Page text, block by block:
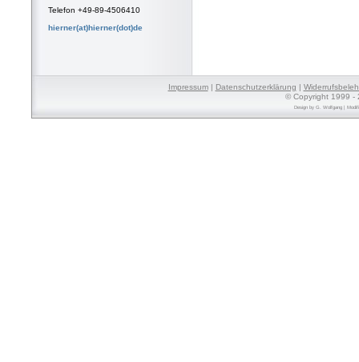
Telefon +49-89-4506410
hierner(at)hierner(dot)de
Impressum| Datenschutzerklärung |
© Copyright 1999 -
Design by G. Wolfgang|